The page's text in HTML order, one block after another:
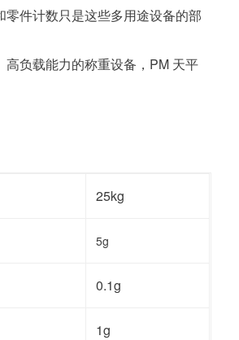
零件计数只是这些多用途设备的部
高负载能力的称重设备，PM 天平
25kg
5g
0.1g
1g